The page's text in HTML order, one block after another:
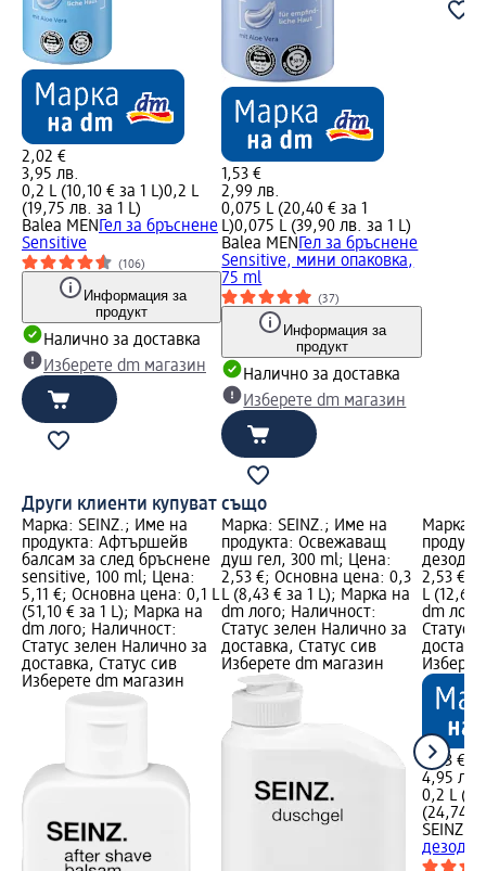
2,02 €
3,95 лв.
0,2 L (10,10 € за 1 L)0,2 L
(19,75 лв. за 1 L)
Balea MENГел за бръснене
Sensitive
(106)
Информация за
продукт
Налично за доставка
Изберете dm магазин
1,53 €
2,99 лв.
0,075 L (20,40 € за 1
L)0,075 L (39,90 лв. за 1 L)
Balea MENГел за бръснене
Sensitive, мини опаковка,
75 ml
(37)
Информация за
продукт
Налично за доставка
Изберете dm магазин
Други клиенти купуват също
Марка: SEINZ.; Име на
продукта: Афтършейв
балсам за след бръснене
sensitive, 100 ml; Цена:
5,11 €; Основна цена: 0,1 L
(51,10 € за 1 L); Марка на
dm лого; Наличност:
Статус зелен Налично за
доставка, Статус сив
Изберете dm магазин
Марка: SEINZ.; Име на
продукта: Освежаващ
душ гел, 300 ml; Цена:
2,53 €; Основна цена: 0,3
L (8,43 € за 1 L); Марка на
dm лого; Наличност:
Статус зелен Налично за
доставка, Статус сив
Изберете dm магазин
Марка:
2,53 €;
L (12,65
dm
Статус
2,53 €
4,95 лв.
0,2 L
(24,74
SEINZ.